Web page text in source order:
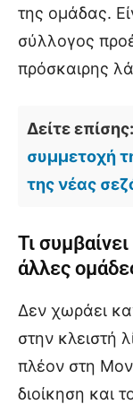
της ομάδας.
σύλλογος
πρόσκαιρης
Δείτε επίσης:
συμμετοχή
της νέας
Τι
άλλες
Δεν χωράει
στην κλειστή
πλέον στη
διοίκηση και